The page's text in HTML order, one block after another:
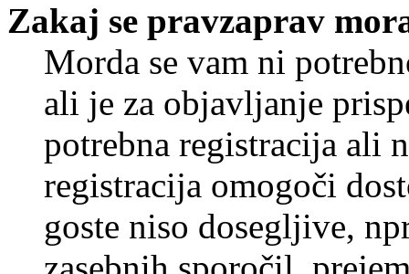
Zakaj se pravzaprav
Morda se vam ni
ali je za objavljanje
potrebna registracija ali
registracija omogoči
goste niso dosegljive,